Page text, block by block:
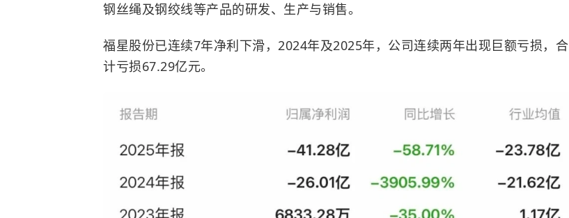
钢丝绳及钢绞线等产品的研发、生产与销售。
福星股份已连续7年净利下滑，2024年及2025年，公司连续两年出现巨额亏损，合
计亏损67.29亿元。